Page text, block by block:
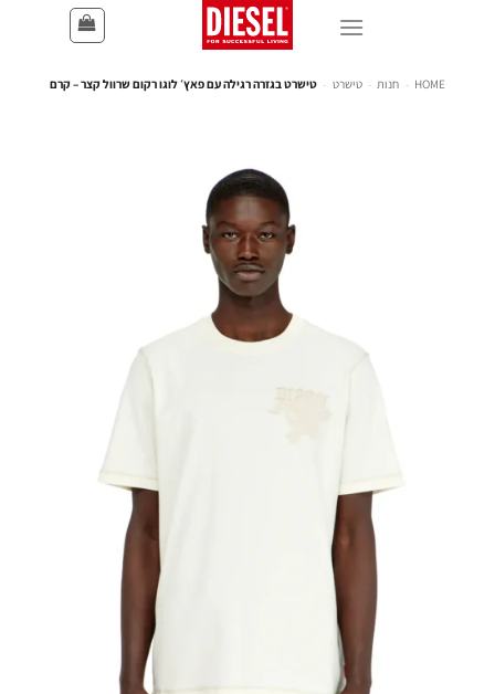
HOME
- חנות - טישרט - טישרט בגזרה רגילה עם פאץ׳ לוגו רקום שרוול קצר – קרם